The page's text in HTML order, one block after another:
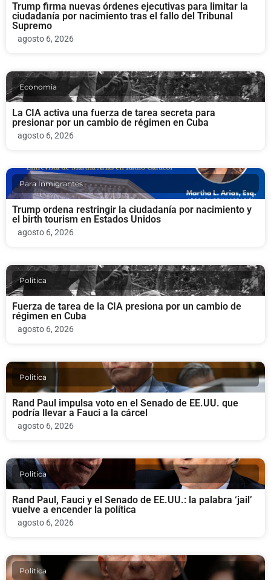
Trump firma nuevas órdenes ejecutivas para limitar la
ciudadanía por nacimiento tras el fallo del Tribunal
Supremo
agosto 6, 2026
Economia
La CIA activa una fuerza de tarea secreta para
presionar por un cambio de régimen en Cuba
agosto 6, 2026
Para Inmigrantes
Trump ordena restringir la ciudadanía por nacimiento y
el birth tourism en Estados Unidos
agosto 6, 2026
Politica
Fuerza de tarea de la CIA presiona por un cambio de
régimen en Cuba
agosto 6, 2026
Politica
Rand Paul impulsa voto en el Senado de EE.UU. que
podría llevar a Fauci a la cárcel
agosto 6, 2026
Politica
Rand Paul, Fauci y el Senado de EE.UU.: la palabra ‘jail’
vuelve a encender la política
agosto 6, 2026
Politica